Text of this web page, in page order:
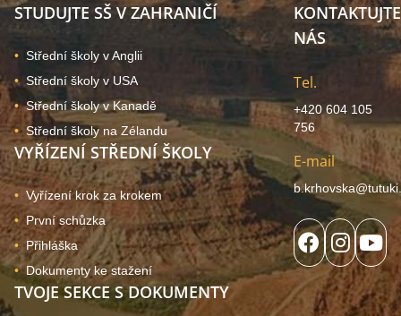
STUDUJTE SŠ V ZAHRANIČÍ
Střední školy v Anglii
Střední školy v USA
Střední školy v Kanadě
Střední školy na Zélandu
VYŘÍZENÍ STŘEDNÍ ŠKOLY
Vyřízení krok za krokem
První schůzka
Přihláška
Dokumenty ke stažení
TVOJE SEKCE S DOKUMENTY
KONTAKTUJTE
NÁS
Tel.
+420 604 105
756
E-mail